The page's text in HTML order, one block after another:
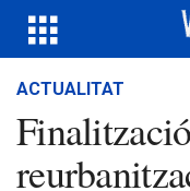
ACTUALITAT